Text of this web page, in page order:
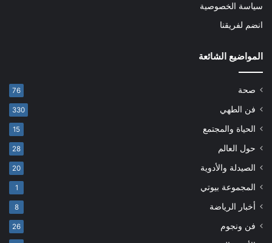
سياسة الخصوصية
انضم لفريقنا
المواضيع الشائعة
صحة 76
فن الطهي 330
الحياة والمجتمع 15
حول العالم 28
الصيدلة والأدوية 20
المجموعة بيوتي 1
أخبار الرياضة 8
فن ونجوم 26